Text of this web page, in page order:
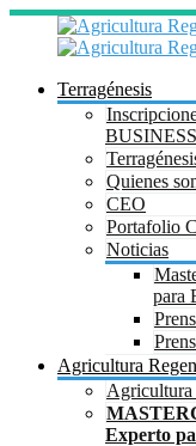
Terragénesis
Quienes
CEO
Portafolio
Noticias
para
Agricultura
Experto